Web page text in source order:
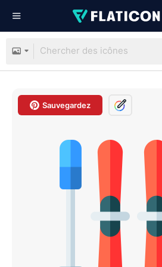
Sauvegardez